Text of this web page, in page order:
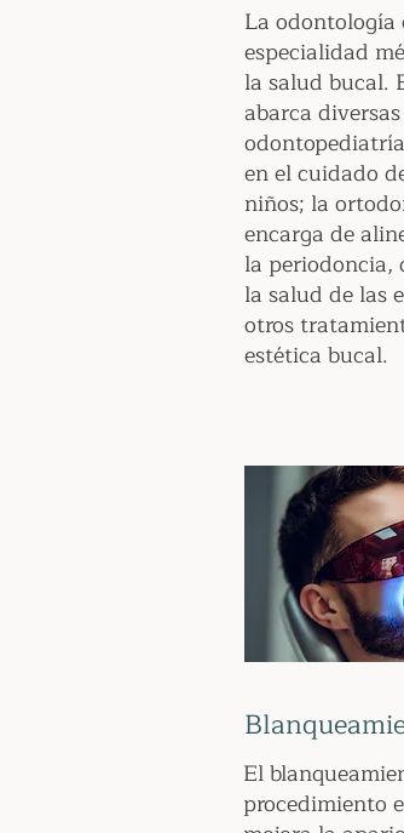
La odontología
especialidad
la salud bucal.
abarca
en el cuidado
niños; la
encarga de
la periodoncia,
la salud de las
otros
estética bucal.
El
procedimiento